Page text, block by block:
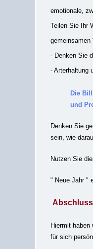
emotionale,
Teilen Sie Ihr
gemeinsamen
- Denken Sie
- Arterhaltung
Die
und
Denken Sie
sein, wie
Nutzen Sie
" Neue Jahr "
Hiermit
für sich